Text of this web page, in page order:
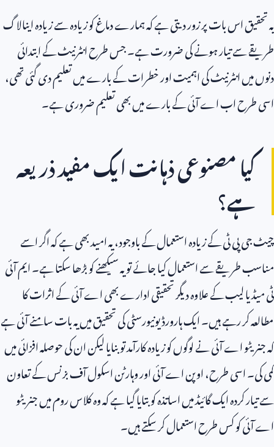
یہ تحقیق اس بات پر زور دیتی ہے کہ ہمارے دماغ کو زیادہ سے زیادہ اینالاگ
طریقے سے تیار ہونے کی ضرورت ہے۔ جس طرح انٹرنیٹ کے ابتدائی
دنوں میں انٹرنیٹ کی اہمیت اور خطرات کے بارے میں تعلیم دی گئی تھی،
اسی طرح اب اے آئی کے بارے میں بھی تعلیم ضروری ہے۔
کیا مصنوعی ذہانت ایک مفید ذریعہ
ہے؟
چیٹ جی پی ٹی کے زیادہ استعمال کے باوجود، یہ امید بھی ہے کہ اگر اسے
مناسب طریقے سے استعمال کیا جائے تو یہ سیکھنے کو بڑھا سکتا ہے۔ ایم آئی
ٹی میڈیا لیب کے علاوہ دیگر تحقیقی ادارے بھی اے آئی کے اثرات کا
مطالعہ کر رہے ہیں۔ ایک ہارورڈ یونیورسٹی کی تحقیق میں یہ بات سامنے آئی ہے
کہ جنریٹو اے آئی نے لوگوں کو زیادہ کارآمد تو بنایا لیکن ان کی حوصلہ افزائی میں
کمی کی۔ اسی طرح، اوپن اے آئی اور وہارٹن اسکول آف بزنس کے تعاون
سے تیار کردہ ایک گائیڈ میں اساتذہ کو بتایا گیا ہے کہ وہ کلاس روم میں جنریٹو
اے آئی کو کس طرح استعمال کر سکتے ہیں۔